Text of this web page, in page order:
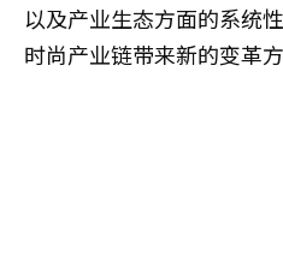
以及产业生态方面的系
时尚产业链带来新的变革方